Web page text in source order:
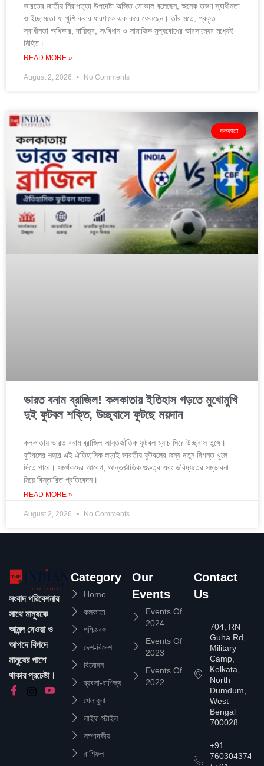
ভারতের জাতীয় নিরাপত্তা উপদেষ্টা অজিত ডোভাল বলেছেন, অনেক তরুণ স্বাধীনতা
ও ইচ্ছামতো যা খুশি করার ধারণাকে এক করে ফেলছেন। তাঁর মতে, প্রকৃত
স্বাধীনতা অধিকার, দায়িত্ব, সংবিধান ও সামাজিক মূল্যবোধের ভারসাম্যের মধ্যেই
নিহিত।
READ MORE »
August 2, 2026 No Comments
কলকাতা
ভারত বনাম ব্রাজিল! কলকাতায় ইতিহাস গড়তে মুখোমুখি
দুই ফুটবল শক্তি, উচ্ছ্বাসে ফুটছে ময়দান
কলকাতায় ভারত বনাম ব্রাজিল আন্তর্জাতিক ফুটবল ম্যাচ ঘিরে উচ্ছ্বাস তুঙ্গে।
ফুটবলের শহরে এই ঐতিহাসিক লড়াই ভারতীয় ফুটবলের জন্য নতুন দিগন্ত খুলে
দিতে পারে। সমর্থকদের আবেগ, আন্তর্জাতিক গুরুত্ব এবং ভবিষ্যতের সম্ভাবনা
নিয়ে বিস্তারিত প্রতিবেদন।
READ MORE »
August 2, 2026 No Comments
সংবাদ পরিবেশনার
সাথে মানুষকে
আনন্দ দেওয়া ও
আপদে বিপদে
মানুষের পাশে
থাকার প্রচেষ্টা।
Category
Home
কলকাতা
পশ্চিমবঙ্গ
দেশ-বিদেশ
বিনোদন
ব্যবসা-বাণিজ্য
খেলাধুলা
লাইফ-স্টাইল
সম্পাদকীয়
রাশিফল
Our
Events
Events Of
2024
Events Of
2023
Events Of
2022
Contact
Us
704, RN
Guha Rd,
Military
Camp,
Kolkata,
North
Dumdum,
West
Bengal
700028
+91
7603043747